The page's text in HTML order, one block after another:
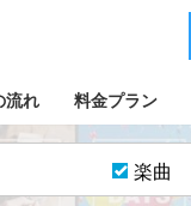
流れ 料金プラン
楽曲